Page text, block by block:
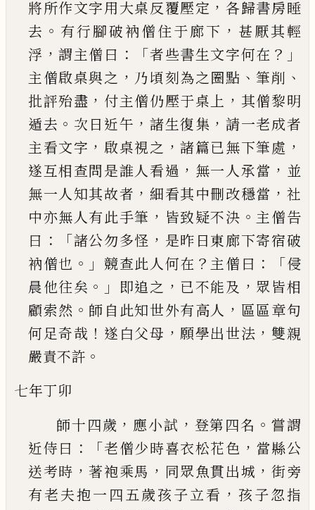
將所作文字用大桌反覆壓定 ，各歸書房睡
去 。 有行腳破衲僧住于廊下 ， 甚厭其輕
浮 ，謂主僧曰 ：「者些書生文字何在 ？」
主僧啟桌與之 ， 乃頃刻為之圈點 、筆削 、
批評殆盡 ， 付主僧仍壓于桌上 ， 其僧黎明
遁去 。 次日近午 ， 諸生復集 ，請一老成者
主看文字 ，啟桌視之 ，諸篇已無下筆處 ，
遂互相查問是誰人看過 ， 無一人承當 ， 並
無一人知其故者 ， 細看其中刪改穩當 ， 社
中亦無人有此手筆 ， 皆致疑不決 。 主僧告
曰 ：「諸公勿多怪 ， 是昨 日東廊下寄宿破
衲僧也 。」競查此人何在 ？ 主僧曰 ： 「侵
晨他往矣 。」 即追之 ， 已不能及 ， 眾皆相
顧索然 。 師 自此知世外有高人 ， 區區章句
何足奇哉 ！ 遂白父母 ， 願學出世法 ， 雙親
嚴責不許 。
七年丁卯
師十四歲 ， 應小試 ， 登第四名 。 嘗謂
近侍曰 ：「老僧少時喜衣松花色 ， 當縣公
送考時 ，著袍乘馬 ， 同眾魚貫出城 ， 街旁
有老夫抱一四五歲孩子立看 ， 孩子忽指